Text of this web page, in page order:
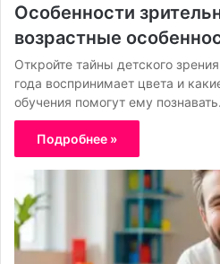
Особенности
возрастные
Откройте тайны детского
года воспринимает цвета и
обучения помогут ему
Подробнее »